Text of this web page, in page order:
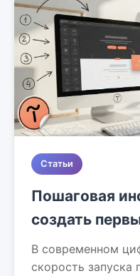
Статьи
Пошаговая
создать
В современном
скорость запуска